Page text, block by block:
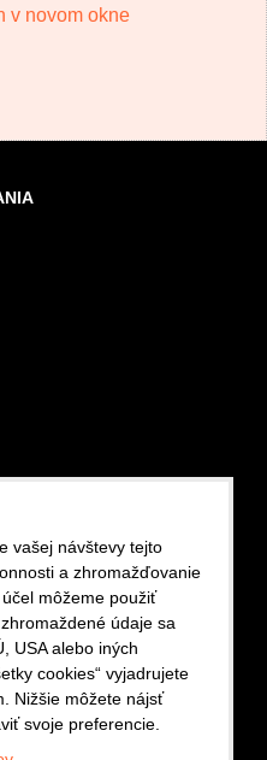
v novom okne
vašej návštevy tejto
a zhromažďovanie
môžeme použiť
údaje sa
USA alebo iných
cookies“ vyjadrujete
Nižšie môžete nájsť
svoje preferencie.